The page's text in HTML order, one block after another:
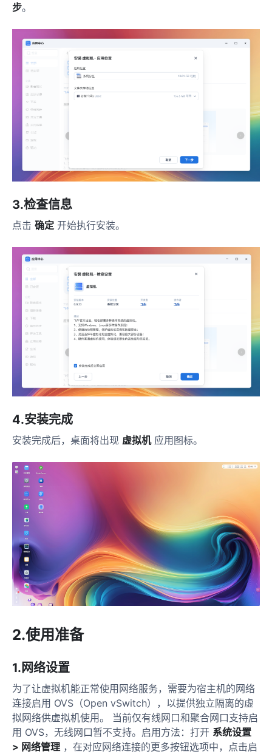
步。
3.检查信息
点击 确定 开始执行安装。
4.安装完成
安装完成后，桌面将出现 虚拟机应用图标。
2.使用准备
1.网络设置
为了让虚拟机能正常使用网络服务，需要为宿主机的网络
连接启用 OVS（Open vSwitch），以提供独立隔离的虚
拟网络供虚拟机使用。 当前仅有线网口和聚合网口支持启
用 OVS，无线网口暂不支持。启用方法：打开 系统设置
> 网络管理 ，在对应网络连接的更多按钮选项中，点击启